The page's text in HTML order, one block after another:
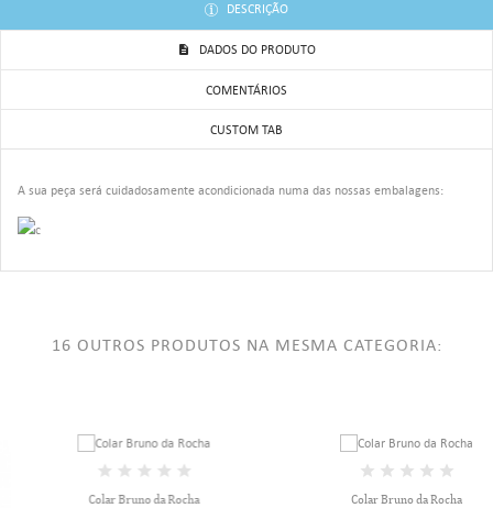
DESCRIÇÃO
DADOS DO PRODUTO
COMENTÁRIOS
CUSTOM TAB
A sua peça será cuidadosamente acondicionada numa das nossas embalagens:
16 OUTROS PRODUTOS NA MESMA CATEGORIA:
Colar Bruno da Rocha Colar Bruno da Rocha